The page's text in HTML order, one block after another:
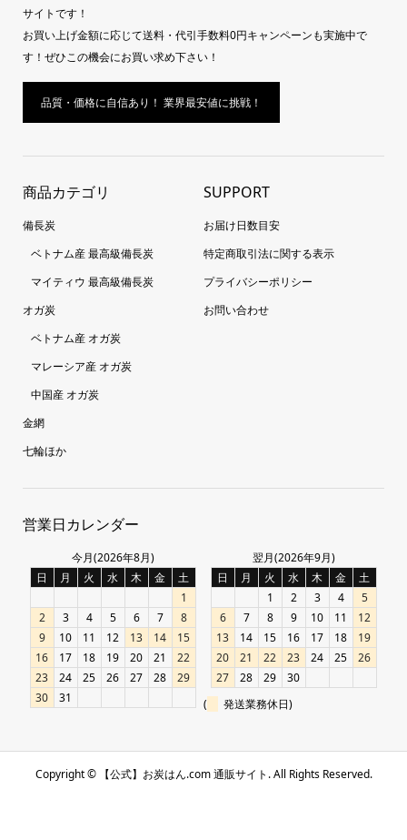
サイトです！
お買い上げ金額に応じて送料・代引手数料0円キャンペーンも実施中で
す！ぜひこの機会にお買い求め下さい！
品質・価格に自信あり！ 業界最安値に挑戦！
商品カテゴリ
備長炭
ベトナム産 最高級備長炭
マイティウ 最高級備長炭
オガ炭
ベトナム産 オガ炭
マレーシア産 オガ炭
中国産 オガ炭
金網
七輪ほか
SUPPORT
お届け日数目安
特定商取引法に関する表示
プライバシーポリシー
お問い合わせ
営業日カレンダー
今月(2026年8月)
日
月 火 水 木 金
土
1
2
3 4 5 6 7
8
9
10 11 12 13 14
15
16
17 18 19 20 21
22
23
24 25 26 27 28
29
30
31
翌月(2026年9月)
日
月 火 水 木 金
土
1
2 3 4
5
6
7 8 9 10 11
12
13
14 15 16 17 18
19
20
21 22 23 24 25
26
27
28 29
30
(
発送業務休日)
Copyright ©【公式】お炭はん.com 通販サイト. All Rights Reserved.